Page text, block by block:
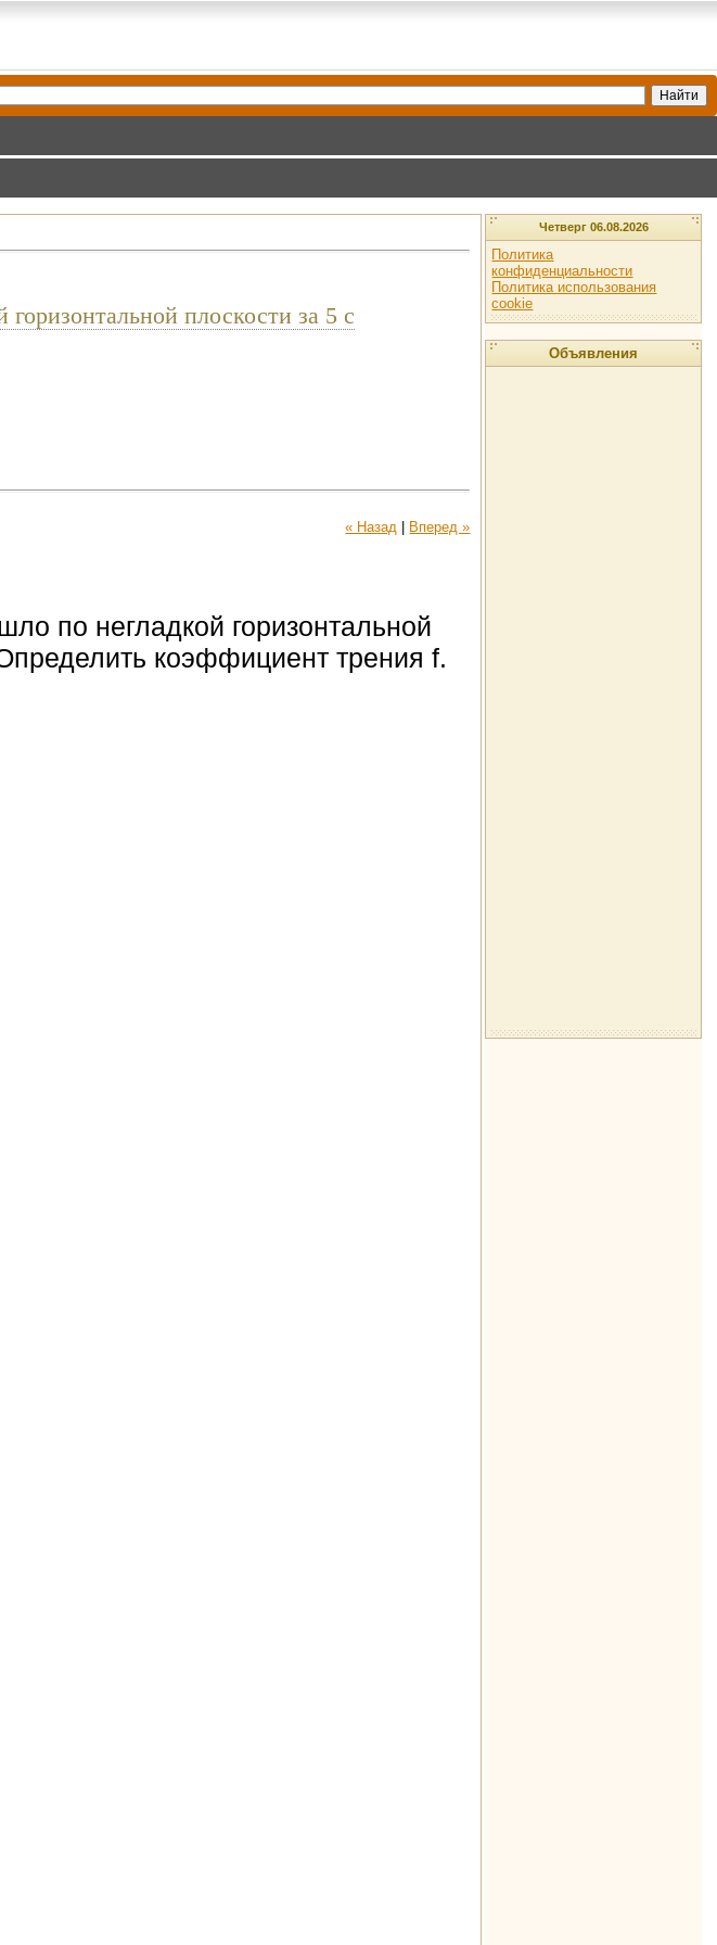
плоскости за 5 с
« Назад
Вперед »
по негладкой горизонтальной
коэффициент трения f.
Четверг 06.08.2026
Политика
конфиденциальности
Политика использования
cookie
Объявления